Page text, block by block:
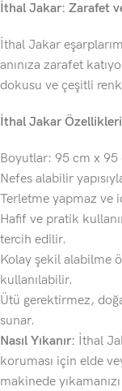
İthal Jakar: Zarafet
İthal Jakar
anınıza zarafet
dokusu ve çeşitli
İthal Jakar
Boyutlar: 95 cm x 95
Nefes alabilir
Terletme yapmaz ve
Hafif ve pratik
tercih edilir.
Kolay şekil alabilme
kullanılabilir.
Ütü gerektirmez,
sunar.
Nasıl Yıkanır: İthal
koruması için elde
makinede